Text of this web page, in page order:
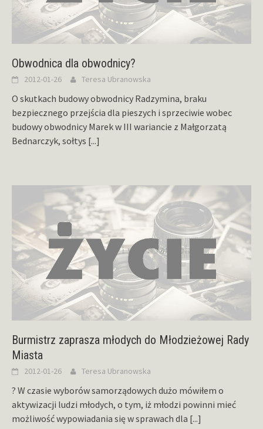
Obwodnica dla obwodnicy?
2012-01-26 Teresa Ubranowska
O skutkach budowy obwodnicy Radzymina, braku
bezpiecznego przejścia dla pieszych i sprzeciwie wobec
budowy obwodnicy Marek w III wariancie z Małgorzatą
Bednarczyk, sołtys [...]
Burmistrz zaprasza młodych do Młodzieżowej Rady
Miasta
2012-01-26 Teresa Ubranowska
? W czasie wyborów samorządowych dużo mówiłem o
aktywizacji ludzi młodych, o tym, iż młodzi powinni mieć
możliwość wypowiadania się w sprawach dla [...]